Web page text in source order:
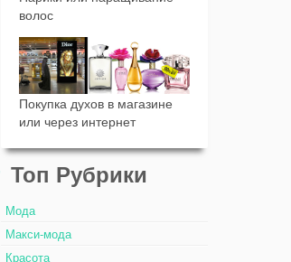
волос
Покупка духов в магазине
или через интернет
Топ Рубрики
Мода
Макси-мода
Красота